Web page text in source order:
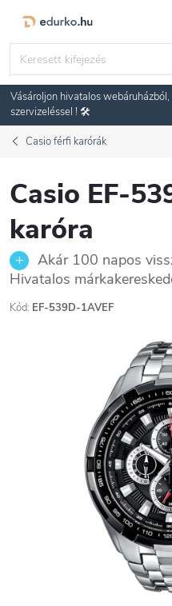
Vásároljon hivatalos
szervizeléssel ! 🛠️
Casio férfi karórák
Casio EF-
karóra
Akár 100 napos
Hivatalos
Kód: EF-539D-1AVEF